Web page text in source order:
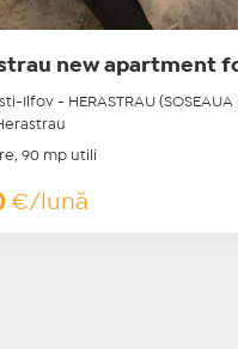
new apartment
Ilfov - HERASTRAU (SOSEAUA
90 mp utili
€/lună